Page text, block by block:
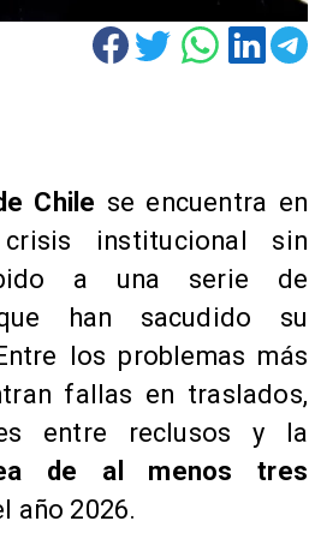
Chile se encuentra en
institucional sin
a una serie de
han sacudido su
los problemas más
fallas en traslados,
entre reclusos y la
de al menos tres
año 2026.